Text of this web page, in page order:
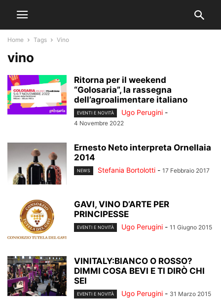
Home Tags Vino
vino
Ritorna per il weekend
“Golosaria”, la rassegna
dell’agroalimentare italiano
EVENTI E NOVITÀ Ugo Perugini -
4 Novembre 2022
Ernesto Neto interpreta Ornellaia
2014
NEWS Stefania Bortolotti - 17 Febbraio 2017
GAVI, VINO D’ARTE PER
PRINCIPESSE
EVENTI E NOVITÀ Ugo Perugini - 11 Giugno 2015
VINITALY:BIANCO O ROSSO?
DIMMI COSA BEVI E TI DIRÒ CHI
SEI
EVENTI E NOVITÀ Ugo Perugini - 31 Marzo 2015